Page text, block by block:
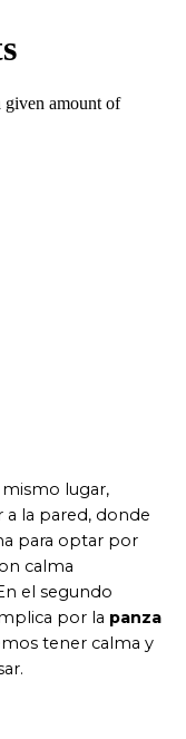
lugar,
la pared, donde
para optar por
calma
el segundo
por la panza
tener calma y